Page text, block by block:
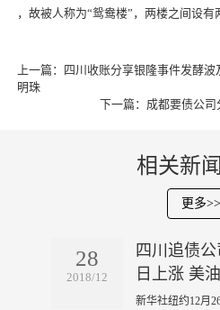
，故被人称为“鸳鸯楼”，两楼之间设有
上一篇：
四川收账分享银隆事件发酵
明珠
下一篇： 成都要债公司
相关新
更多>>
28
2018/12
四川追债
日上涨 美油
新华社纽约12月